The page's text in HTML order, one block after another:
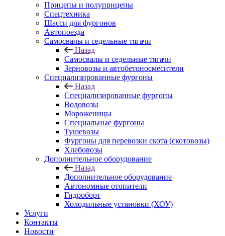
Прицепы и полуприцепы
Спецтехника
Шасси для фургонов
Автопоезда
Самосвалы и седельные тягачи
Назад
Самосвалы и седельные тягачи
Зерновозы и автобетоносмесители
Специализированные фургоны
Назад
Специализированные фургоны
Водовозы
Мороженицы
Специальные фургоны
Тушевозы
Фургоны для перевозки скота (скотовозы)
Хлебовозы
Дополнительное оборудование
Назад
Дополнительное оборудование
Автономные отопители
Гидроборт
Холодильные установки (ХОУ)
Услуги
Контакты
Новости